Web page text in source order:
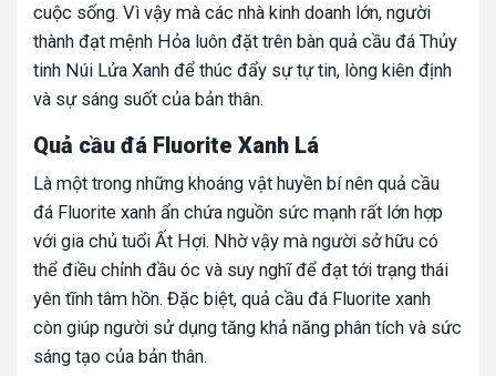
cuộc sống. Vì vậy mà các nhà kinh doanh lớn, người
thành đạt mệnh Hỏa luôn đặt trên bàn quả cầu đá Thủy
tinh Núi Lửa Xanh để thúc đẩy sự tự tin, lòng kiên định
và sự sáng suốt của bản thân.
Quả cầu đá Fluorite Xanh Lá
Là một trong những khoáng vật huyền bí nên quả cầu
đá Fluorite xanh ẩn chứa nguồn sức mạnh rất lớn hợp
với gia chủ tuổi Ất Hợi. Nhờ vậy mà người sở hữu có
thể điều chỉnh đầu óc và suy nghĩ để đạt tới trạng thái
yên tĩnh tâm hồn. Đặc biệt, quả cầu đá Fluorite xanh
còn giúp người sử dụng tăng khả năng phân tích và sức
sáng tạo của bản thân.